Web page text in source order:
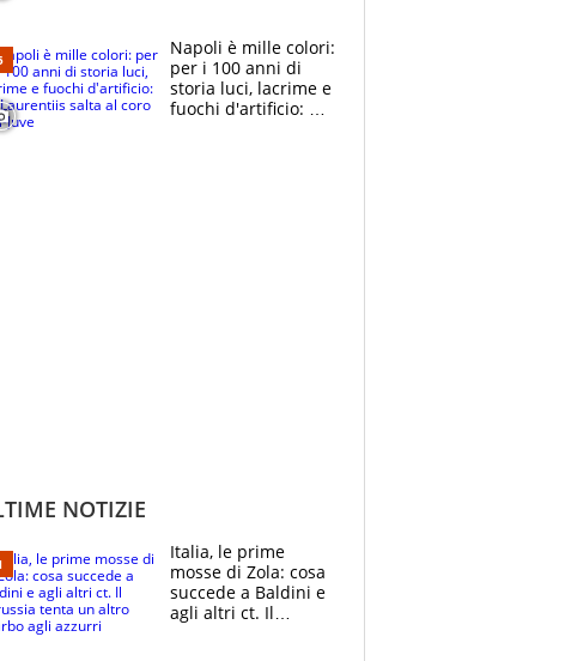
bigliettini
Napoli è mille colori:
per i 100 anni di
storia luci, lacrime e
fuochi d'artificio: De
NOTIZIE
Italia, le prime
mosse di Zola: cosa
succede a Baldini e
agli altri ct. Il